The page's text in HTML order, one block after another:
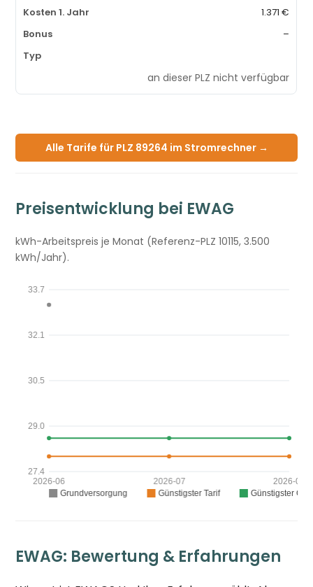
1.371 €
–
an dieser PLZ nicht verfügbar
Alle Tarife für PLZ 89264 im Stromrechner →
Preisentwicklung bei EWAG
kWh-Arbeitspreis je Monat (Referenz-PLZ 10115, 3.500
kWh/Jahr).
EWAG: Bewertung & Erfahrungen